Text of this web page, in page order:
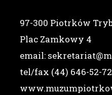
97-300 Piotrków
Plac Zamkowy 4
email:
tel/fax (44) 646-52-72